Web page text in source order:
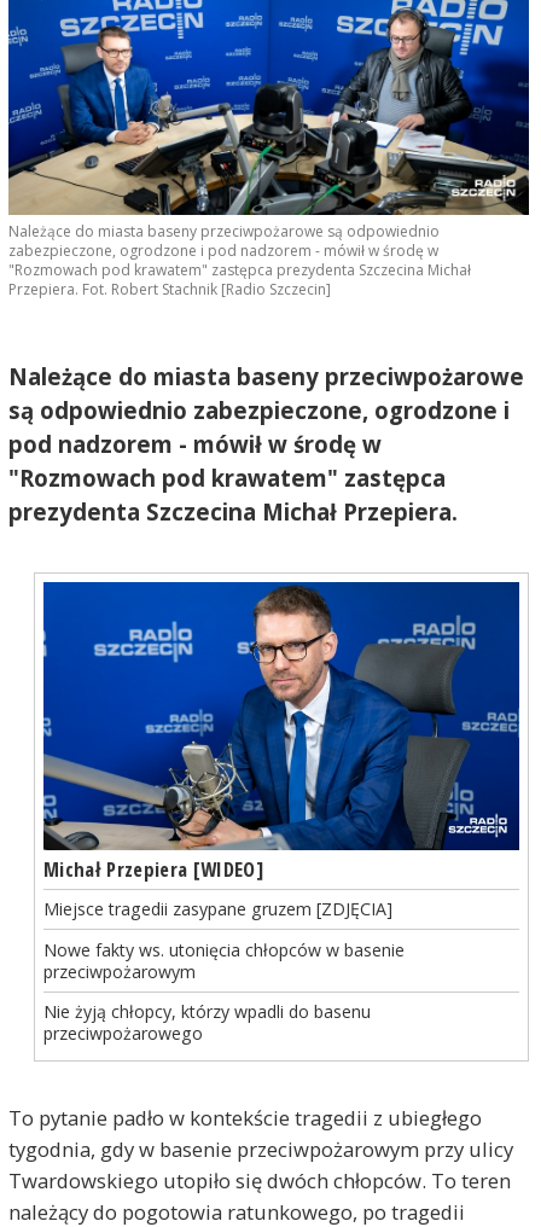
Należące do miasta baseny przeciwpożarowe są odpowiednio
zabezpieczone, ogrodzone i pod nadzorem - mówił w środę w
"Rozmowach pod krawatem" zastępca prezydenta Szczecina Michał
Przepiera. Fot. Robert Stachnik [Radio Szczecin]
Należące do miasta baseny przeciwpożarowe
są odpowiednio zabezpieczone, ogrodzone i
pod nadzorem - mówił w środę w
"Rozmowach pod krawatem" zastępca
prezydenta Szczecina Michał Przepiera.
Michał Przepiera [WIDEO]
Miejsce tragedii zasypane gruzem [ZDJĘCIA]
Nowe fakty ws. utonięcia chłopców w basenie
przeciwpożarowym
Nie żyją chłopcy, którzy wpadli do basenu
przeciwpożarowego
To pytanie padło w kontekście tragedii z ubiegłego
tygodnia, gdy w basenie przeciwpożarowym przy ulicy
Twardowskiego utopiło się dwóch chłopców. To teren
należący do pogotowia ratunkowego, po tragedii